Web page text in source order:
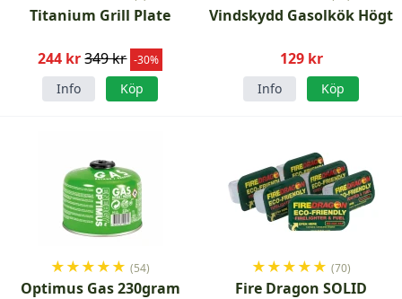
Titanium Grill Plate
244 kr 349 kr -30%
Info Köp
Vindskydd Gasolkök Högt
129 kr
Info Köp
★★★★★ (54)
Optimus Gas 230gram
★★★★★ (70)
Fire Dragon SOLID